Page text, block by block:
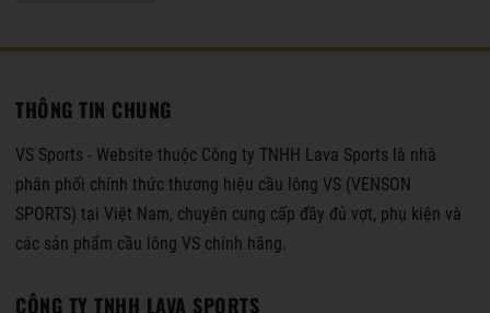
THÔNG TIN CHUNG
VS Sports - Website thuộc Công ty TNHH Lava Sports là nhà
phân phối chính thức thương hiệu cầu lông VS (VENSON
SPORTS) tại Việt Nam, chuyên cung cấp đầy đủ vợt, phụ kiện và
các sản phẩm cầu lông VS chính hãng.
CÔNG TY TNHH LAVA SPORTS